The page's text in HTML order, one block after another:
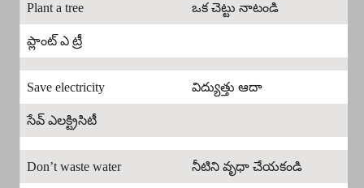
Plant a tree ఒక చెట్టు నాటండి
ప్లాంట్ ఎ ట్రీ
Save electricity విద్యుత్తు ఆదా
సేవ్ ఎలక్ట్రిసిటీ
Don’t waste water నీటిని వృధా చేయకండి